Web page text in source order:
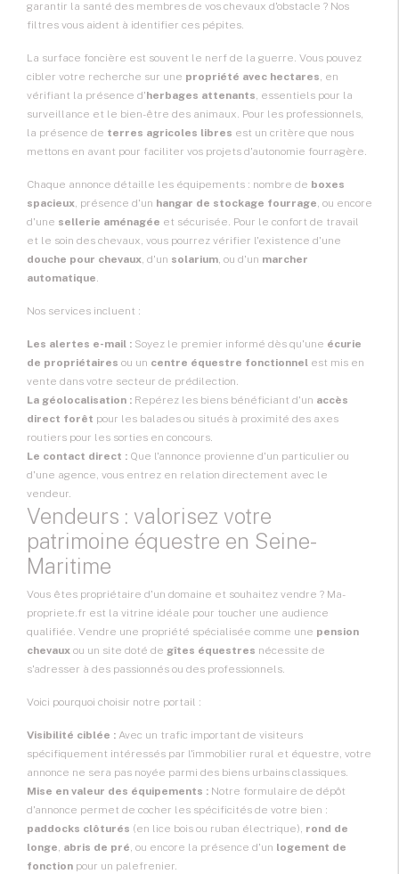
garantir la santé des membres de vos chevaux d'obstacle ? Nos
filtres vous aident à identifier ces pépites.
La surface foncière est souvent le nerf de la guerre. Vous pouvez
cibler votre recherche sur une propriété avec hectares, en
vérifiant la présence d'herbages attenants, essentiels pour la
surveillance et le bien-être des animaux. Pour les professionnels,
la présence de terres agricoles libres est un critère que nous
mettons en avant pour faciliter vos projets d'autonomie fourragère.
Chaque annonce détaille les équipements : nombre de boxes
spacieux, présence d'un hangar de stockage fourrage, ou encore
d'une sellerie aménagée et sécurisée. Pour le confort de travail
et le soin des chevaux, vous pourrez vérifier l'existence d'une
douche pour chevaux, d'un solarium, ou d'un marcher
automatique.
Nos services incluent :
Les alertes e-mail : Soyez le premier informé dès qu'une écurie
de propriétaires ou un centre équestre fonctionnel est mis en
vente dans votre secteur de prédilection.
La géolocalisation : Repérez les biens bénéficiant d'un accès
direct forêt pour les balades ou situés à proximité des axes
routiers pour les sorties en concours.
Le contact direct : Que l'annonce provienne d'un particulier ou
d'une agence, vous entrez en relation directement avec le
vendeur.
Vendeurs : valorisez votre
patrimoine équestre en Seine-
Maritime
Vous êtes propriétaire d'un domaine et souhaitez vendre ? Ma-
propriete.fr est la vitrine idéale pour toucher une audience
qualifiée. Vendre une propriété spécialisée comme une pension
chevaux ou un site doté de gîtes équestres nécessite de
s'adresser à des passionnés ou des professionnels.
Voici pourquoi choisir notre portail :
Visibilité ciblée : Avec un trafic important de visiteurs
spécifiquement intéressés par l'immobilier rural et équestre, votre
annonce ne sera pas noyée parmi des biens urbains classiques.
Mise en valeur des équipements : Notre formulaire de dépôt
d'annonce permet de cocher les spécificités de votre bien :
paddocks clôturés (en lice bois ou ruban électrique), rond de
longe, abris de pré, ou encore la présence d'un logement de
fonction pour un palefrenier.